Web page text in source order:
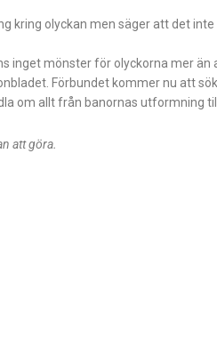
kring olyckan men säger att det
inget mönster för olyckorna mer än
Förbundet kommer nu att
om allt från banornas utformning
att göra.